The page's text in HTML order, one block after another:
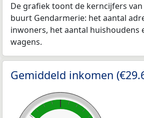
De grafiek toont de kerncijfers van
buurt Gendarmerie: het aantal
inwoners, het aantal huishoudens
wagens.
Gemiddeld inkomen